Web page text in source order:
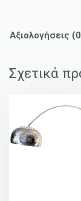
Αξιολογήσεις
Σχετικά